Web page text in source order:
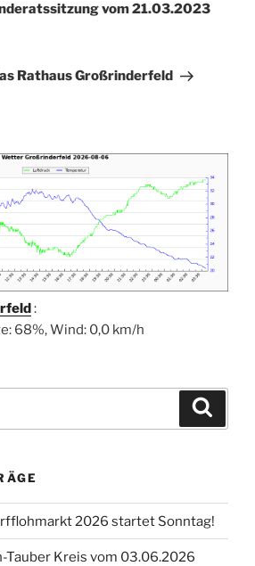
vom 21.03.2023
Rathaus Großrinderfeld
:
68%, Wind: 0,0 km/h
2026 startet Sonntag!
Tauber Kreis vom 03.06.2026